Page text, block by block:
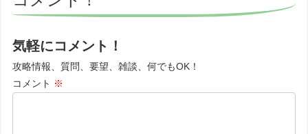
気軽にコメント！
攻略情報、質問、要望、雑談、何でもOK！
コメント ※